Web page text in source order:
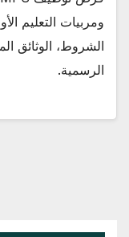
ومربيات التعليم
الشروط، الوثائق
الرسمية.